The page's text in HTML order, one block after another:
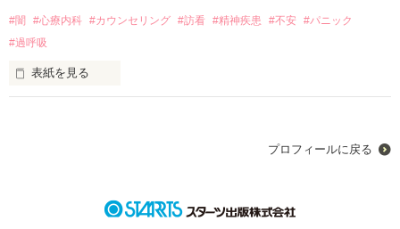
#闇 #心療内科 #カウンセリング #訪看 #精神疾患 #不安 #パニック
#過呼吸
表紙を見る
作品を読む
プロフィールに戻る